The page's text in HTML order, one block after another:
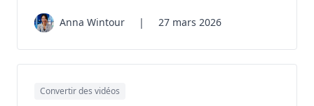
Anna Wintour | 27 mars 2026
Convertir des vidéos